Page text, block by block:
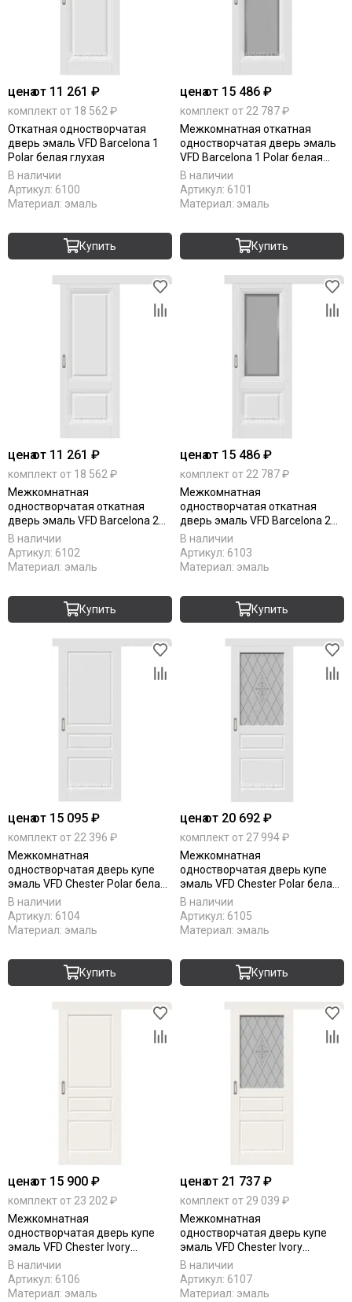
ценаот 11 261 ₽
комплект от 18 562 ₽
Откатная одностворчатая
дверь эмаль VFD Barcelona 1
Polar белая глухая
В наличии
Артикул: 6100
Материал: эмаль
Купить
ценаот 15 486 ₽
комплект от 22 787 ₽
Межкомнатная откатная
одностворчатая дверь эмаль
VFD Barcelona 1 Polar белая
остеклённая
В наличии
Артикул: 6101
Материал: эмаль
Купить
ценаот 11 261 ₽
комплект от 18 562 ₽
Межкомнатная
одностворчатая откатная
дверь эмаль VFD Barcelona 2
Polar белая глухая
В наличии
Артикул: 6102
Материал: эмаль
Купить
ценаот 15 486 ₽
комплект от 22 787 ₽
Межкомнатная
одностворчатая откатная
дверь эмаль VFD Barcelona 2
Polar белая остеклённая
В наличии
Артикул: 6103
Материал: эмаль
Купить
ценаот 15 095 ₽
комплект от 22 396 ₽
Межкомнатная
одностворчатая дверь купе
эмаль VFD Chester Polar белая
глухая
В наличии
Артикул: 6104
Материал: эмаль
Купить
ценаот 20 692 ₽
комплект от 27 994 ₽
Межкомнатная
одностворчатая дверь купе
эмаль VFD Chester Polar белая
остеклённая
В наличии
Артикул: 6105
Материал: эмаль
Купить
ценаот 15 900 ₽
комплект от 23 202 ₽
Межкомнатная
одностворчатая дверь купе
эмаль VFD Chester Ivory
слоновая кость глухая
В наличии
Артикул: 6106
Материал: эмаль
ценаот 21 737 ₽
комплект от 29 039 ₽
Межкомнатная
одностворчатая дверь купе
эмаль VFD Chester Ivory
слоновая кость остеклённая
В наличии
Артикул: 6107
Материал: эмаль